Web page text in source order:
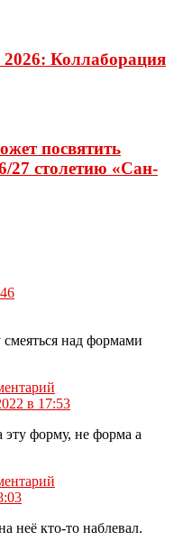
Коллаборация
посвятить
27 столетию «Сан-
над формами
в 17:53
форму, не форма а
неё кто-то наблевал.